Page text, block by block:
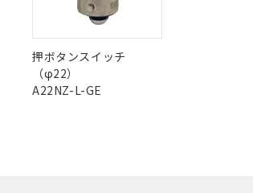
押ボタンスイッチ
（φ22）
A22NZ-L-GE